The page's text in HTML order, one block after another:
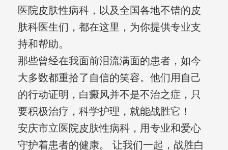
医院皮肤性病科，以及全国各地不错的皮
肤科医生们，都在这里，为你提供专业支
持和帮助。
那些曾经在我面前泪流满面的患者，如今
大多数都重拾了自信的笑容。他们用自己
的行动证明，白癜风并不是不治之症，只
要积极治疗，科学护理，就能战胜它！
安庆市立医院皮肤性病科，用专业和爱心
守护着患者的健康。 让我们一起，战胜白